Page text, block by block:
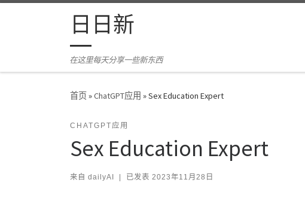
Skip to content日日新
在这里每天分享一些新东西
首页»ChatGPT应用 »Sex Education Expert
CHATGPT应用
Sex Education Expert
来自 dailyAI 已发表 2023年11月28日